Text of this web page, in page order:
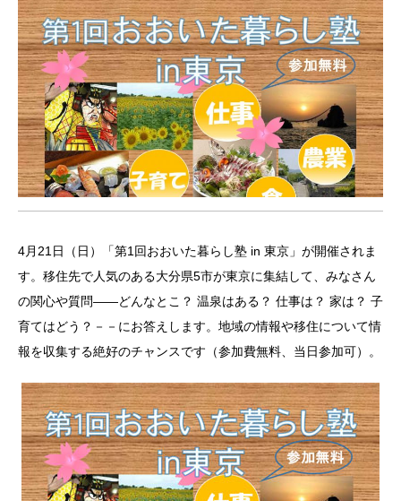
4月21日（日）「第1回おおいた暮らし塾 in 東京」が開催されま
す。移住先で人気のある大分県5市が東京に集結して、みなさん
の関心や質問——どんなとこ？ 温泉はある？ 仕事は？ 家は？ 子
育てはどう？－－にお答えします。地域の情報や移住について情
報を収集する絶好のチャンスです（参加費無料、当日参加可）。